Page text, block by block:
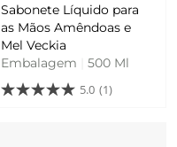
Sabonete Líquido para
as Mãos Amêndoas e
Mel Veckia
Embalagem
500 Ml
5.0 (1)